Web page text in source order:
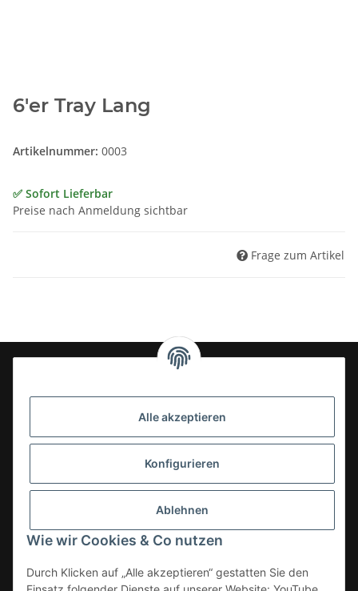
Alle akzeptieren
Konfigurieren
Ablehnen
Wie wir Cookies & Co nutzen
Durch Klicken auf „Alle akzeptieren“ gestatten Sie den
6'er Tray Lang
Artikelnummer: 0003
✅ Sofort Lieferbar
Preise nach Anmeldung sichtbar
Frage zum Artikel
24-7en Kioskbedarf GmbH
- Sezer Kahveci & Cengiz Inci
33142 Büren, Deutschland
Kategorien